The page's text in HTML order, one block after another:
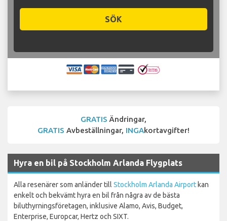
SÖK
GRATIS Ändringar,
GRATIS Avbeställningar, INGAkortavgifter!
Hyra en bil på Stockholm Arlanda Flygplats
Alla resenärer som anländer till Stockholm Arlanda Airport kan
enkelt och bekvämt hyra en bil från några av de bästa
biluthyrningsföretagen, inklusive Alamo, Avis, Budget,
Enterprise, Europcar, Hertz och SIXT.